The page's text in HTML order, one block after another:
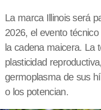
La marca Illinois será
2026, el evento
la cadena maicera. La
plasticidad
germoplasma de sus
o los potencian.